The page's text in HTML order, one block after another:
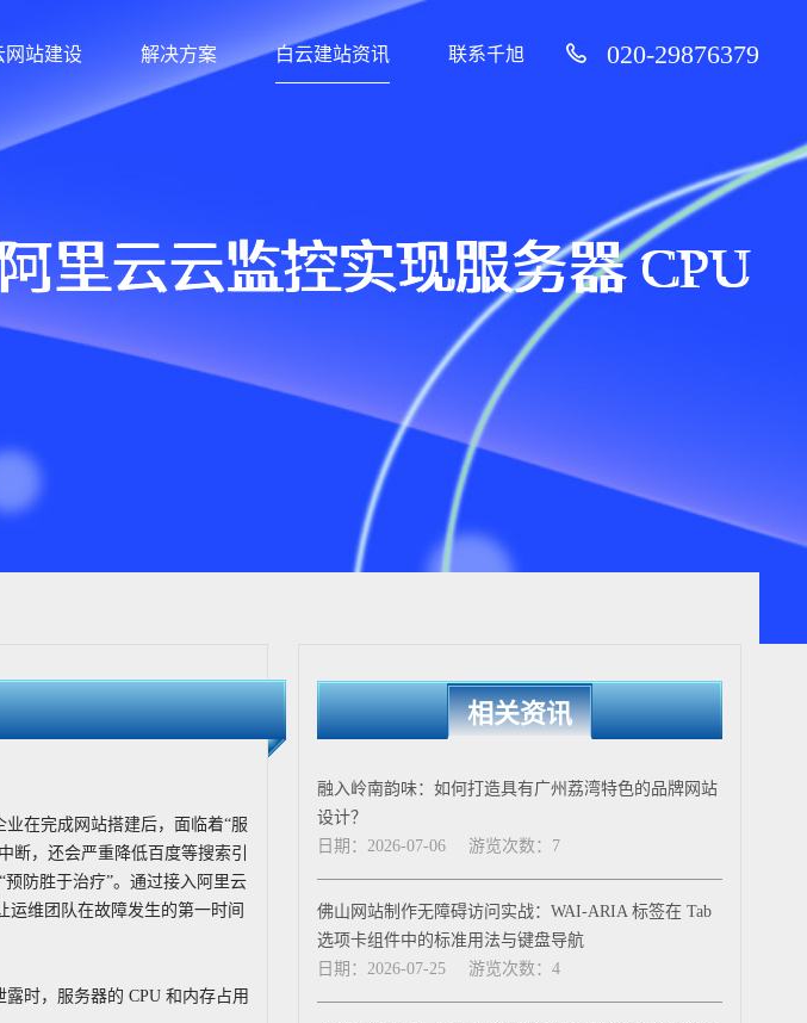
网站建设 解决方案 白云建站资讯 联系千旭 020-29876379
里云云监控实现服务器 CPU
在完成网站搭建后，面临着“服
断，还会严重降低百度等搜索引
防胜于治疗”。通过接入阿里云
运维团队在故障发生的第一时间
时，服务器的 CPU 和内存占用
相关资讯
融入岭南韵味：如何打造具有广州荔湾特色的品牌网站
设计？
日期：2026-07-06
游览次数：7
佛山网站制作无障碍访问实战：WAI-ARIA 标签在 Tab
选项卡组件中的标准用法与键盘导航
日期：2026-07-25
游览次数：4